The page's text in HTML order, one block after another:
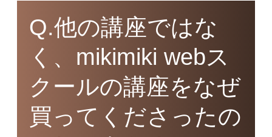
Q.他の講座ではな
く、mikimiki webス
クールの講座をなぜ
買ってくださったの